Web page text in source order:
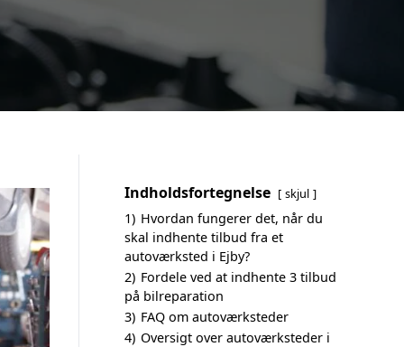
Indholdsfortegnelse skjul
1) Hvordan fungerer det, når du
skal indhente tilbud fra et
autoværksted i Ejby?
2) Fordele ved at indhente 3 tilbud
på bilreparation
3) FAQ om autoværksteder
4) Oversigt over autoværksteder i